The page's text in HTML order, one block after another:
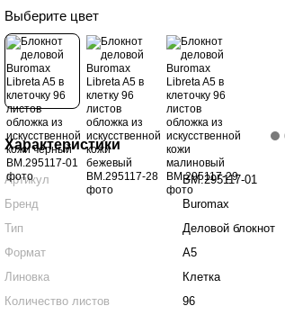
Выберите цвет
Характеристики
Артикул
BM.295117-01
Бренд
Buromax
Тип
Деловой блокнот
Формат
А5
Линовка
Клетка
Количество листов
96